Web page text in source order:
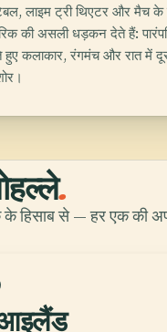
लाइम ट्री थिएटर और मैच के
की असली धड़कन देते हैं:
कलाकार, रंगमंच और रात में
.
के हिसाब से — हर एक की